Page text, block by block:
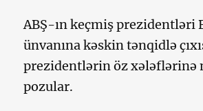
ABŞ-ın keçmiş prezidentləri
ünvanına kəskin tənqidlə
prezidentlərin öz xələflərinə
pozular.